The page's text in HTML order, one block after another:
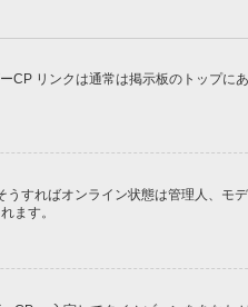
CP リンクは通常は掲示板のトップに
すればオンライン状態は管理人、モ
ます。